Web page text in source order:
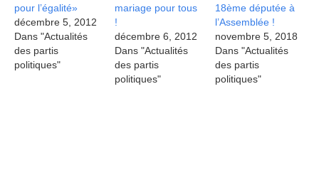
pour l’égalité»
décembre 5, 2012
Dans "Actualités
des partis
politiques"
mariage pour tous
!
décembre 6, 2012
Dans "Actualités
des partis
politiques"
18ème députée à
l’Assemblée !
novembre 5, 2018
Dans "Actualités
des partis
politiques"